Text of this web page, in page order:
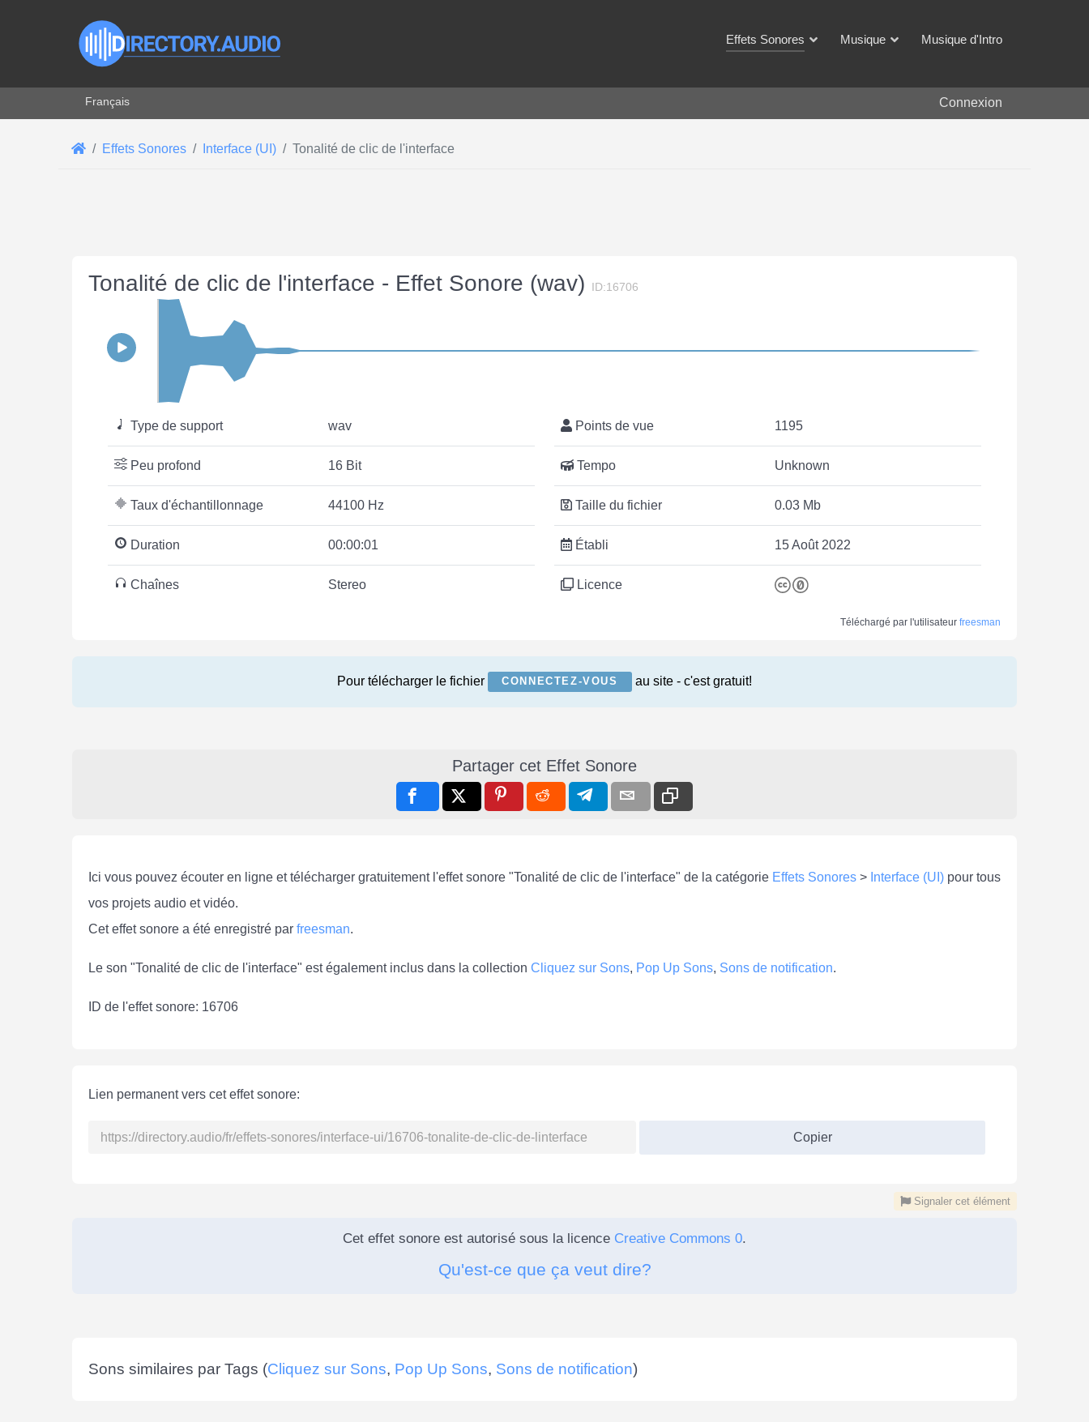
Effets Sonores Musique Musique d'Intro
Sélectionnez votre langue
Français Connexion
Effets Sonores Interface (UI) Tonalité de clic de l'interface
Tonalité de clic de l'interface - Effet Sonore (wav) ID:16706
Type de support wav
Peu profond 16 Bit
Taux d'échantillonnage 44100 Hz
Duration 00:00:01
Chaînes Stereo
Points de vue 1195
Tempo Unknown
Taille du fichier 0.03 Mb
Établi 15 Août 2022
Licence
Téléchargé par l'utilisateur freesman
Pour télécharger le fichier CONNECTEZ-VOUS au site - c'est gratuit!
Partager cet Effet Sonore
Ici vous pouvez écouter en ligne et télécharger gratuitement l'effet sonore "Tonalité de clic de l'interface" de la catégorie Effets Sonores > Interface (UI) pour tous
vos projets audio et vidéo.
Cet effet sonore a été enregistré par freesman.
Le son "Tonalité de clic de l'interface" est également inclus dans la collection Cliquez sur Sons, Pop Up Sons, Sons de notification.
ID de l'effet sonore: 16706
Lien permanent vers cet effet sonore:
Copier
Signaler cet élément
Cet effet sonore est autorisé sous la licence Creative Commons 0.
Qu'est-ce que ça veut dire?
Sons similaires par Tags (Cliquez sur Sons, Pop Up Sons, Sons de notification)